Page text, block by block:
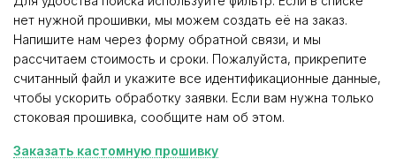
нет нужной прошивки, мы можем создать её на заказ.
Напишите нам через форму обратной связи, и мы
рассчитаем стоимость и сроки. Пожалуйста, прикрепите
считанный файл и укажите все идентификационные данные,
чтобы ускорить обработку заявки. Если вам нужна только
стоковая прошивка, сообщите нам об этом.
Заказать кастомную прошивку